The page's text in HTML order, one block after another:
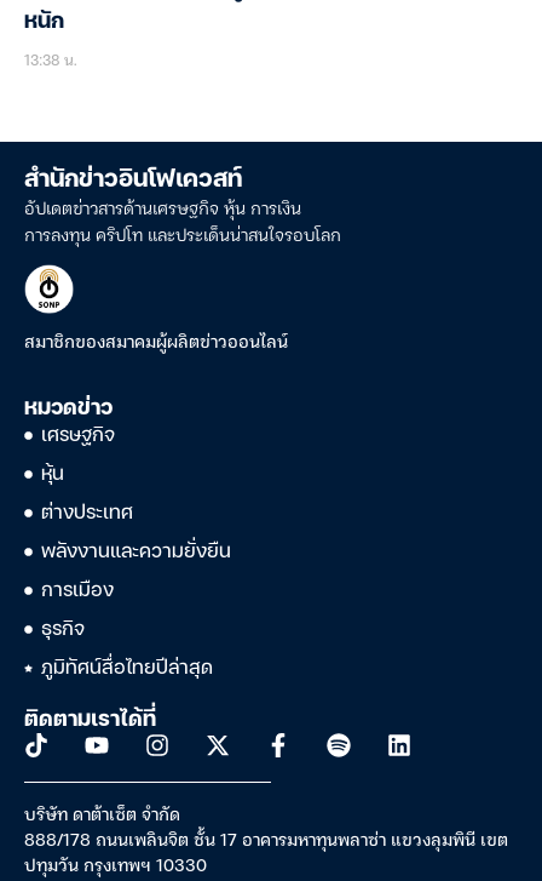
หนัก
13:38 น.
สำนักข่าวอินโฟเควสท์
อัปเดตข่าวสารด้านเศรษฐกิจ หุ้น การเงิน
การลงทุน คริปโท และประเด็นน่าสนใจรอบโลก
สมาชิกของสมาคมผู้ผลิตข่าวออนไลน์
หมวดข่าว
เศรษฐกิจ
หุ้น
ต่างประเทศ
พลังงานและความยั่งยืน
การเมือง
ธุรกิจ
ภูมิทัศน์สื่อไทยปีล่าสุด
ติดตามเราได้ที่
บริษัท ดาต้าเซ็ต จำกัด
888/178 ถนนเพลินจิต ชั้น 17 อาคารมหาทุนพลาซ่า แขวงลุมพินี เขต
ปทุมวัน กรุงเทพฯ 10330